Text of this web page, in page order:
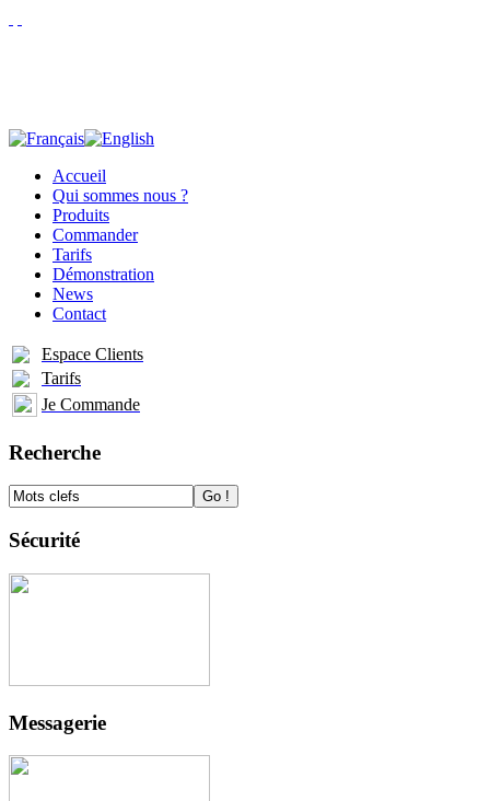
Accueil
Qui sommes nous ?
Produits
Commander
Tarifs
Démonstration
News
Contact
Espace Clients
Tarifs
Je Commande
Recherche
Sécurité
Messagerie